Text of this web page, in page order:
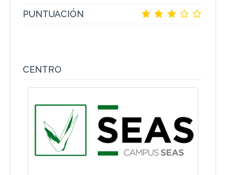
PUNTUACIÓN
CENTRO